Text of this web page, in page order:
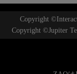
Copyright
Copyright ©Jupiter